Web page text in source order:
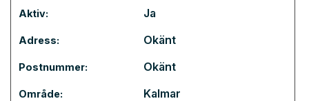
Aktiv: Ja
Adress: Okänt
Postnummer: Okänt
Område: Kalmar